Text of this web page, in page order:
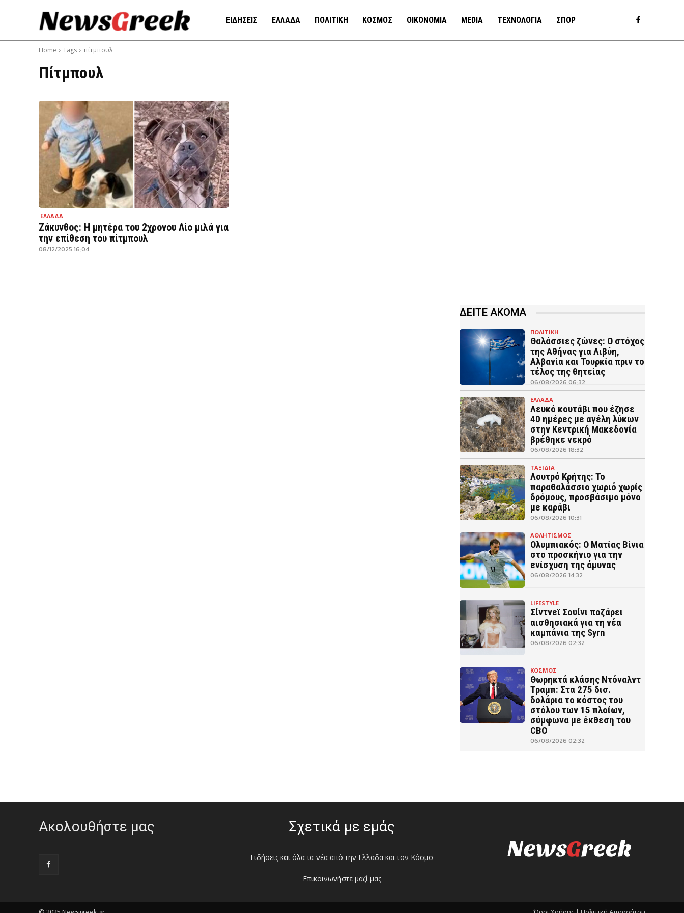
ΕΙΔΗΣΕΙΣ ΕΛΛΑΔΑ ΠΟΛΙΤΙΚΗ ΚΟΣΜΟΣ ΟΙΚΟΝΟΜΙΑ MEDIA ΤΕΧΝΟΛΟΓΙΑ ΣΠΟΡ
Home Tags πίτμπουλ
Πίτμπουλ
ΕΛΛΑΔΑ
Ζάκυνθος: Η μητέρα του 2χρονου Λίο μιλά για
την επίθεση του πίτμπουλ
08/12/2025 16:04
ΔΕΙΤΕ ΑΚΟΜΑ
ΠΟΛΙΤΙΚΗ
Θαλάσσιες ζώνες: Ο στόχος
της Αθήνας για Λιβύη,
Αλβανία και Τουρκία πριν το
τέλος της θητείας
06/08/2026 06:32
ΕΛΛΑΔΑ
Λευκό κουτάβι που έζησε
40 ημέρες με αγέλη λύκων
στην Κεντρική Μακεδονία
βρέθηκε νεκρό
06/08/2026 18:32
ΤΑΞΙΔΙΑ
Λουτρό Κρήτης: Το
παραθαλάσσιο χωριό χωρίς
δρόμους, προσβάσιμο μόνο
με καράβι
06/08/2026 10:31
ΑΘΛΗΤΙΣΜΟΣ
Ολυμπιακός: Ο Ματίας Βίνια
στο προσκήνιο για την
ενίσχυση της άμυνας
06/08/2026 14:32
LIFESTYLE
Σίντνεϊ Σουίνι ποζάρει
αισθησιακά για τη νέα
καμπάνια της Syrn
06/08/2026 02:32
ΚΟΣΜΟΣ
Θωρηκτά κλάσης Ντόναλντ
Τραμπ: Στα 275 δισ.
δολάρια το κόστος του
στόλου των 15 πλοίων,
σύμφωνα με έκθεση του
CBO
06/08/2026 02:32
Ακολουθήστε μας Σχετικά με εμάς
Ειδήσεις και όλα τα νέα από την Ελλάδα και τον Κόσμο
Επικοινωνήστε μαζί μας